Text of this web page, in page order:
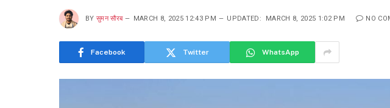
BY सुमन सौरब MARCH 8, 2025 12:43 PM UPDATED: MARCH 8, 2025 1:02 PM NO
Facebook Twitter WhatsApp